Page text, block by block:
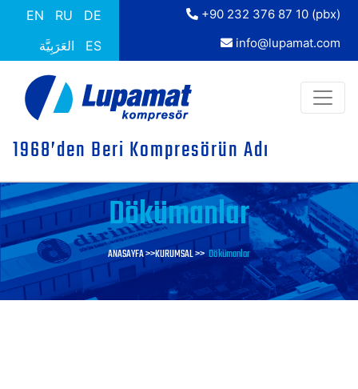
EN RU
DE
العَرَبِيَّة
ES
+90 232 376 87 10 (pbx)
info@lupamat.com
1968’den Beri Kompresörün Adı
Dökümanlar
ANASAYFA >>KURUMSAL >> Dökümanlar